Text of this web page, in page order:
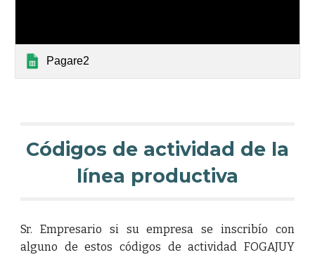
Pagare2
Códigos de actividad de la
línea productiva
Sr. Empresario si su empresa se inscribío con
alguno de estos códigos de actividad FOGAJUY